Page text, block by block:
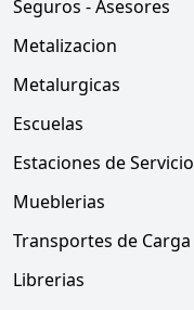
Seguros - Asesores
Metalizacion
Metalurgicas
Escuelas
Estaciones de Servicio
Mueblerias
Transportes de Carga
Librerias